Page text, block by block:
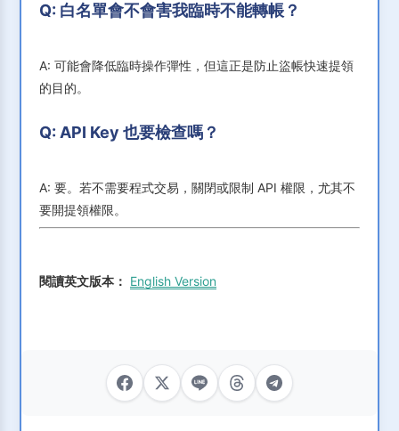
Q: 白名單會不會害我臨時不能轉帳？
A: 可能會降低臨時操作彈性，但這正是防止盜帳快速提領
的目的。
Q: API Key 也要檢查嗎？
A: 要。若不需要程式交易，關閉或限制 API 權限，尤其不
要開提領權限。
閱讀英文版本： English Version